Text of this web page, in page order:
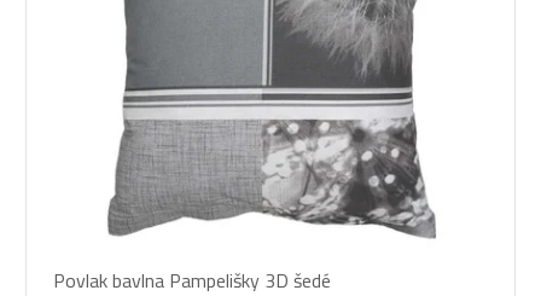
Povlak bavlna Pampelišky 3D šedé